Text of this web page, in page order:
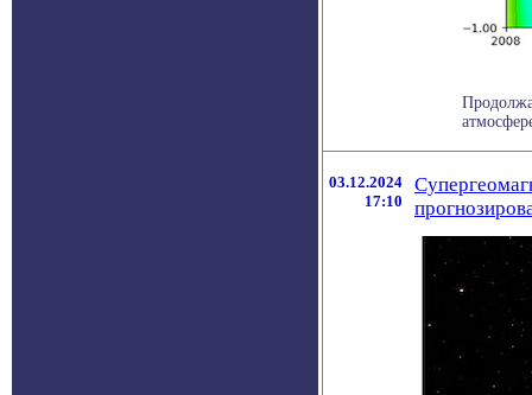
03.12.2024
17:10